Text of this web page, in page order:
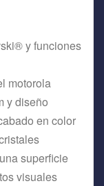
y funciones
motorola
y diseño
en color
superficie
visuales